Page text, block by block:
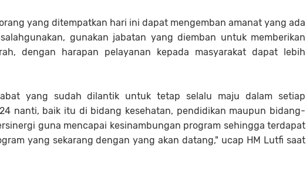
yang ditempatkan hari ini dapat mengemban amanat yang ada
gunakan jabatan yang diemban untuk memberikan
dengan harapan pelayanan kepada masyarakat dapat lebih
yang sudah dilantik untuk tetap selalu maju dalam setiap
nanti, baik itu di bidang kesehatan, pendidikan maupun bidang-
guna mencapai kesinambungan program sehingga terdapat
yang sekarang dengan yang akan datang," ucap HM Lutfi saat